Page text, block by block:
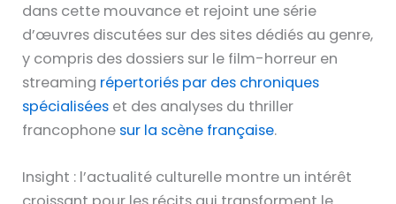
dans cette mouvance et rejoint une série
d’œuvres discutées sur des sites dédiés au genre,
y compris des dossiers sur le film-horreur en
streaming répertoriés par des chroniques
spécialisées et des analyses du thriller
francophone sur la scène française.
Insight : l’actualité culturelle montre un intérêt